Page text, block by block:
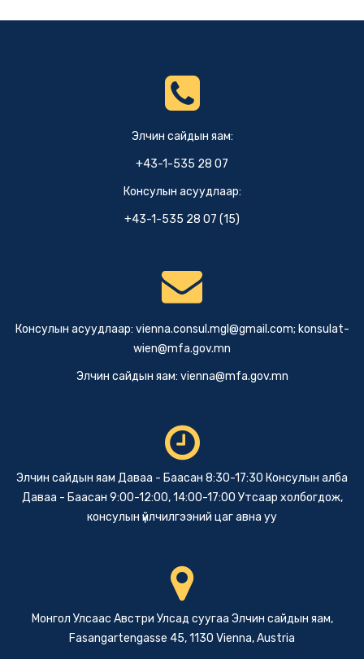
Элчин сайдын яам:
+43-1-535 28 07
Консулын асуудлаар:
+43-1-535 28 07 (15)
Консулын асуудлаар: vienna.consul.mgl@gmail.com; konsulat-
wien@mfa.gov.mn
Элчин сайдын яам: vienna@mfa.gov.mn
Элчин сайдын яам Даваа - Баасан 8:30-17:30 Консулын алба
Даваа - Баасан 9:00-12:00, 14:00-17:00 Утсаар холбогдож,
консулын үйлчилгээний цаг авна уу
Монгол Улсаас Австри Улсад суугаа Элчин сайдын яам,
Fasangartengasse 45, 1130 Vienna, Austria